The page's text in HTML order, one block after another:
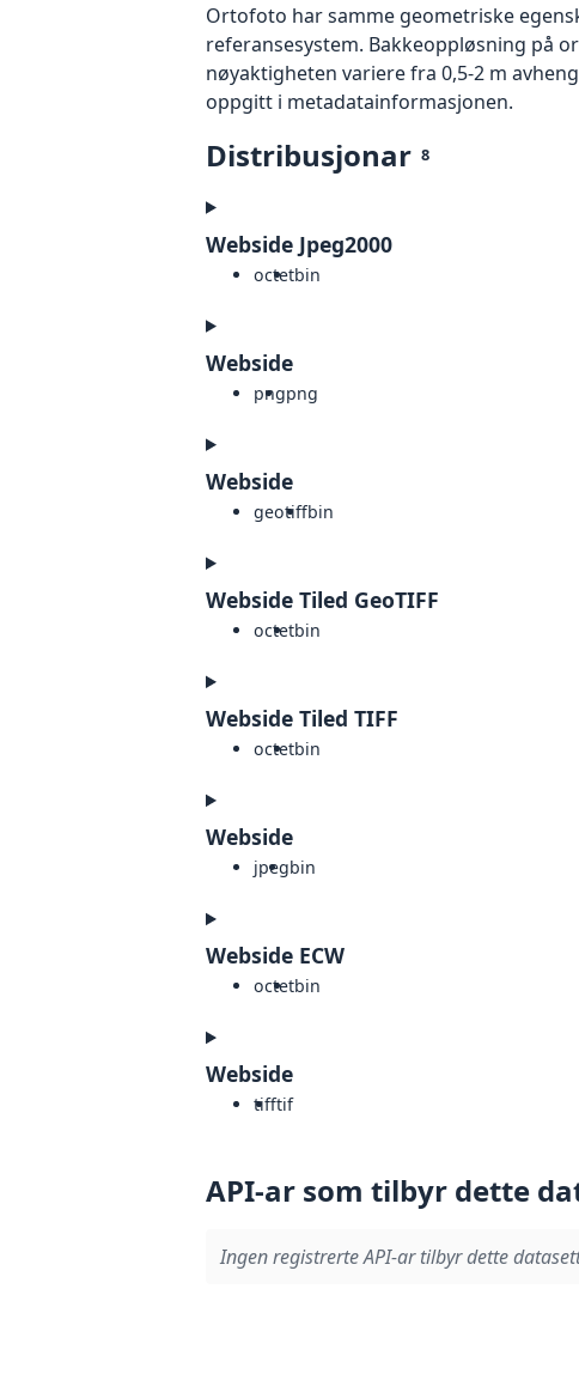
Ortofoto har samme geometriske
referansesystem. Bakkeoppløsning på
nøyaktigheten variere fra 0,5-2 m
oppgitt i metadatainformasjonen.
Distribusjonar 8
Webside Jpeg2000
octetbin
Webside
pngpng
Webside
geotiffbin
Webside Tiled GeoTIFF
octetbin
Webside Tiled TIFF
octetbin
Webside
jpegbin
Webside ECW
octetbin
Webside
tifftif
API-ar som tilbyr dette
Ingen registrerte API-ar tilbyr dette